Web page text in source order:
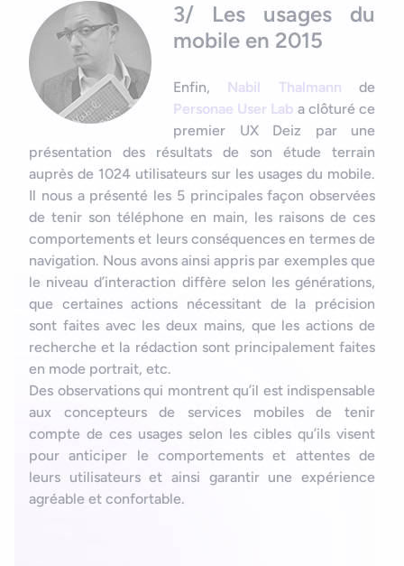
3/ Les usages du
mobile en 2015
Enfin, Nabil Thalmann de
Personae User Lab a clôturé ce
premier UX Deiz par une
présentation des résultats de son étude terrain
auprès de 1024 utilisateurs sur les usages du mobile.
Il nous a présenté les 5 principales façon observées
de tenir son téléphone en main, les raisons de ces
comportements et leurs conséquences en termes de
navigation. Nous avons ainsi appris par exemples que
le niveau d’interaction diffère selon les générations,
que certaines actions nécessitant de la précision
sont faites avec les deux mains, que les actions de
recherche et la rédaction sont principalement faites
en mode portrait, etc.
Des observations qui montrent qu’il est indispensable
aux concepteurs de services mobiles de tenir
compte de ces usages selon les cibles qu’ils visent
pour anticiper le comportements et attentes de
leurs utilisateurs et ainsi garantir une expérience
agréable et confortable.